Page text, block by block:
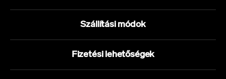
Szállítási módok
Fizetési lehetőségek